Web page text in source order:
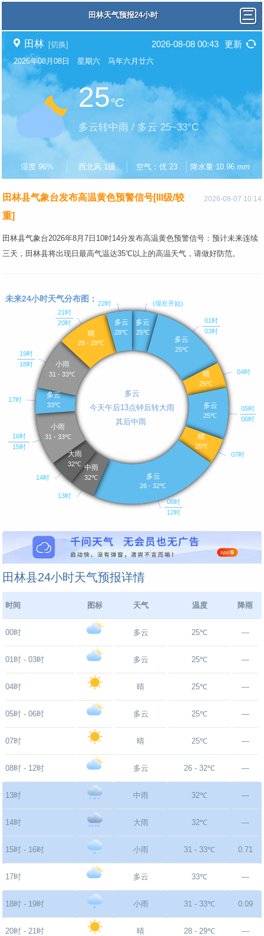
田林天气预报24小时
田林 [切换] 2026-08-08 00:43 更新
2026年08月08日 星期六 马年六月廿六
25°C
多云转中雨 / 多云 25~33°C
湿度 96% 西北风 1级 空气：优 23 降水量 10.96mm
2026-08-07 10:14
田林县气象台发布高温黄色预警信号[III级/较
重]
田林县气象台2026年8月7日10时14分发布高温黄色预警信号：预计未来连续
三天，田林县将出现日最高气温达35℃以上的高温天气，请做好防范。
田林县24小时天气预报详情
时间 图标 天气 温度 降雨
00时 多云 25℃ —
01时 - 03时 多云 25℃ —
04时 晴 25℃ —
05时 - 06时 多云 25℃ —
07时 晴 25℃ —
08时 - 12时 多云 26 - 32℃ —
13时 中雨 32℃ —
14时 大雨 32℃ —
15时 - 16时 小雨 31 - 33℃ 0.71
17时 多云 33℃ —
18时 - 19时 小雨 31 - 33℃ 0.09
20时 - 21时 晴 28 - 29℃ —